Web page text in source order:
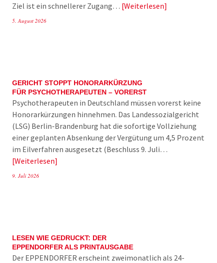
Ziel ist ein schnellerer Zugang… Weiterlesen
5. August 2026
GERICHT STOPPT HONORARKÜRZUNG
FÜR PSYCHOTHERAPEUTEN – VORERST
Psychotherapeuten in Deutschland müssen vorerst keine
Honorarkürzungen hinnehmen. Das Landessozialgericht
(LSG) Berlin-Brandenburg hat die sofortige Vollziehung
einer geplanten Absenkung der Vergütung um 4,5 Prozent
im Eilverfahren ausgesetzt (Beschluss 9. Juli…
Weiterlesen
9. Juli 2026
LESEN WIE GEDRUCKT: DER
EPPENDORFER ALS PRINTAUSGABE
Der EPPENDORFER erscheint zweimonatlich als 24-